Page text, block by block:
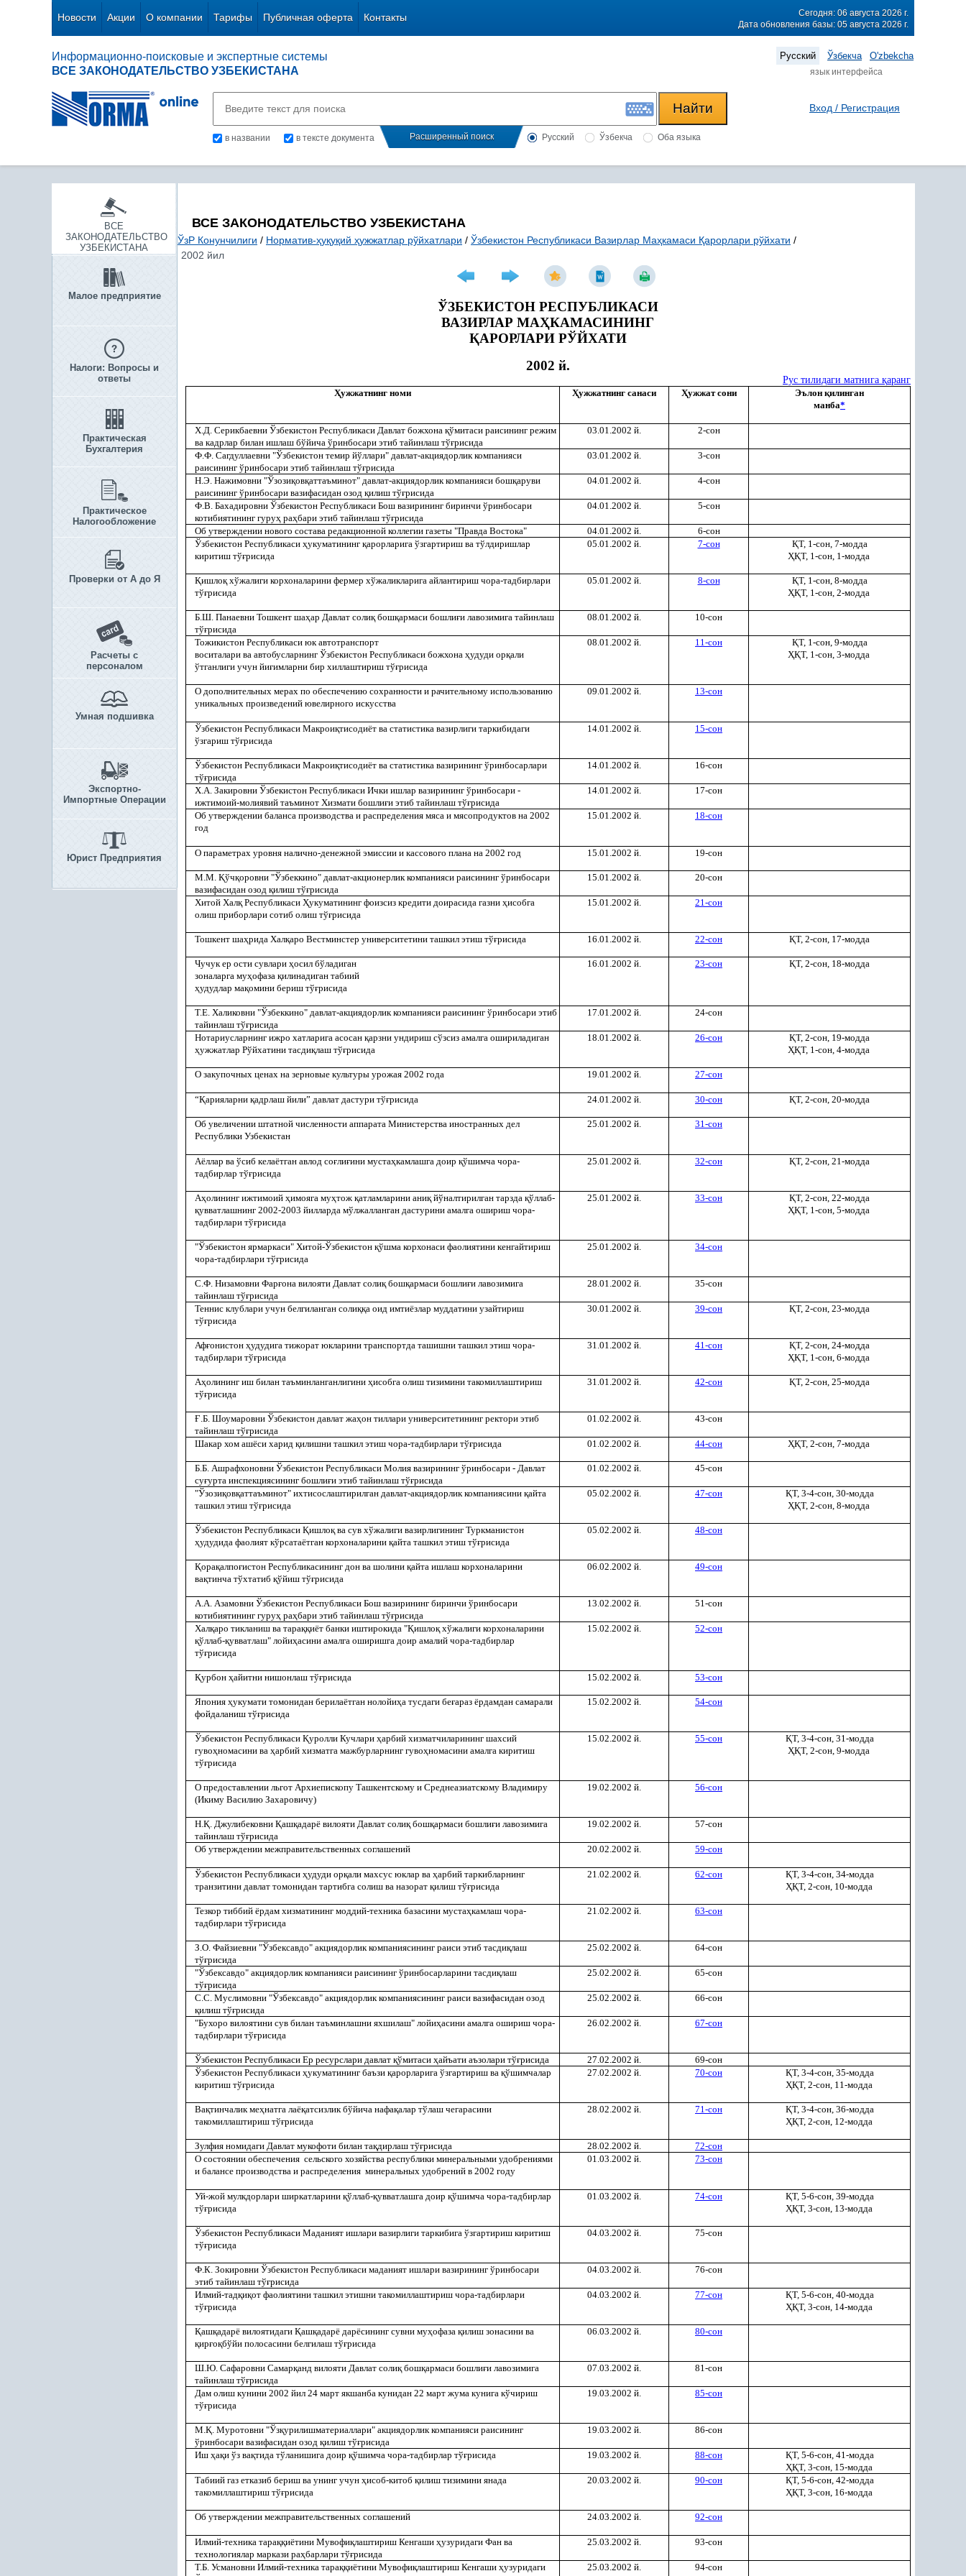
Новости Акции О компании Тарифы Публичная оферта Контакты
Сегодня: 06 августа 2026 г.
Дата обновления базы: 05 августа 2026 г.
Информационно-поисковые и экспертные системы
ВСЕ ЗАКОНОДАТЕЛЬСТВО УЗБЕКИСТАНА
Русский Ўзбекча O'zbekcha
язык интерфейса
в названии в тексте документа Расширенный поиск Русский Ўзбекча Оба языка
Вход / Регистрация
ВСЕ
ЗАКОНОДАТЕЛЬСТВО
УЗБЕКИСТАНА
Малое предприятие
Налоги: Вопросы и
ответы
Практическая
Бухгалтерия
Практическое
Налогообложение
Проверки от А до Я
Расчеты с
персоналом
Умная подшивка
Экспортно-
Импортные Операции
Юрист Предприятия
ВСЕ ЗАКОНОДАТЕЛЬСТВО УЗБЕКИСТАНА
ЎзР Конунчилиги / Норматив-ҳуқуқий ҳужжатлар рўйхатлари / Ўзбекистон Республикаси Вазирлар Маҳкамаси Қарорлари рўйхати /
2002 йил
ЎЗБЕКИСТОН РЕСПУБЛИКАСИ
ВАЗИРЛАР МАҲКАМАСИНИНГ
ҚАРОРЛАРИ РЎЙХАТИ
2002 й.
Рус тилидаги матнига қаранг
Ҳужжатнинг номи Ҳужжатнинг санаси Ҳужжат сони Эълон қилинган
манба*
Х.Д. Серикбаевни Ўзбекистон Республикаси Давлат божхона қўмитаси раисининг режим
ва кадрлар билан ишлаш бўйича ўринбосари этиб тайинлаш тўғрисида
03.01.2002 й. 2-сон
Ф.Ф. Сагдуллаевни "Ўзбекистон темир йўллари" давлат-акциядорлик компанияси
раисининг ўринбосари этиб тайинлаш тўғрисида
03.01.2002 й. 3-сон
Н.Э. Нажимовни "Ўзозиқовқаттаъминот" давлат-акциядорлик компанияси бошқаруви
раисининг ўринбосари вазифасидан озод қилиш тўғрисида
04.01.2002 й. 4-сон
Ф.В. Бахадировни Ўзбекистон Республикаси Бош вазирининг биринчи ўринбосари
котибиятининг гуруҳ раҳбари этиб тайинлаш тўғрисида
04.01.2002 й. 5-сон
Об утверждении нового состава редакционной коллегии газеты "Правда Востока" 04.01.2002 й.
6-сон
Ўзбекистон Республикаси ҳукуматининг қарорларига ўзгартириш ва тўлдиришлар
киритиш тўғрисида
05.01.2002 й. 7-сон ҚТ, 1-сон, 7-модда
ҲҚТ, 1-сон, 1-модда
Қишлоқхўжалиги корхоналарини фермер хўжаликларига айлантириш чора-тадбирлари
тўғрисида
05.01.2002 й. 8-сон ҚТ, 1-сон, 8-модда
ҲҚТ, 1-сон, 2-модда
Б.Ш. Панаевни Тошкент шаҳар Давлат солиқбошқармаси бошлиғи лавозимига тайинлаш
тўғрисида
08.01.2002 й. 10-сон
Тожикистон Республикаси юк автотранспорт
воситалари ва автобусларнинг Ўзбекистон Республикаси божхона ҳудуди орқали
ўтганлиги учун йиғимларни бир хиллаштириш тўғрисида
08.01.2002 й. 11-сон ҚТ, 1-сон, 9-модда
ҲҚТ, 1-сон, 3-модда
О дополнительных мерах по обеспечению сохранности и рачительному использованию
уникальных произведений ювелирного искусства
09.01.2002 й. 13-сон
Ўзбекистон Республикаси Макроиқтисодиёт ва статистика вазирлиги таркибидаги
ўзгариш тўғрисида
14.01.2002 й. 15-сон
Ўзбекистон Республикаси Макроиқтисодиёт ва статистика вазирининг ўринбосарлари
тўғрисида
14.01.2002 й. 16-сон
Х.А. Закировни Ўзбекистон Республикаси Ички ишлар вазирининг ўринбосари -
ижтимоий-молиявий таъминот Хизмати бошлиғи этиб тайинлаш тўғрисида
14.01.2002 й. 17-сон
Об утверждении баланса производства и распределения мяса и мясопродуктов на 2002
год
15.01.2002 й. 18-сон
О параметрах уровня налично-денежной эмиссии и кассового плана на 2002 год 15.01.2002 й. 19-сон
М.М. Қўчқоровни "Ўзбеккино" давлат-акционерлик компанияси раисининг ўринбосари
вазифасидан озод қилиш тўғрисида
15.01.2002 й. 20-сон
Хитой ХалқРеспубликаси Ҳукуматининг фоизсиз кредити доирасида газни ҳисобга
олиш приборлари сотиб олиш тўғрисида
15.01.2002 й. 21-сон
Тошкент шаҳрида Халқаро Вестминстер университетини ташкил этиш тўғрисида 16.01.2002 й. 22-сон ҚТ, 2-сон, 17-модда
Чучук ер ости сувлари ҳосил бўладиган
зоналарга муҳофаза қилинадиган табиий
ҳудудлар мақомини бериш тўғрисида
16.01.2002 й. 23-сон ҚТ, 2-сон, 18-модда
Т.Е. Халиковни "Ўзбеккино" давлат-акциядорлик компанияси раисининг ўринбосари этиб
тайинлаш тўғрисида
17.01.2002 й. 24-сон
Нотариусларнинг ижро хатларига асосан қарзни ундириш сўзсиз амалга ошириладиган
ҳужжатлар Рўйхатини тасдиқлаш тўғрисида
18.01.2002 й. 26-сон ҚТ, 2-сон, 19-модда
ҲҚТ, 1-сон, 4-модда
О закупочных ценах на зерновые культуры урожая 2002 года 19.01.2002 й. 27-сон
“Қарияларни қадрлаш йили” давлат дастури тўғрисида 24.01.2002 й. 30-сон ҚТ, 2-сон, 20-модда
Об увеличении штатной численности аппарата Министерства иностранных дел
Республики Узбекистан
25.01.2002 й. 31-сон
Аёллар ва ўсиб келаётган авлод соғлиғини мустаҳкамлашга доир қўшимча чора-
тадбирлар тўғрисида
25.01.2002 й. 32-сон ҚТ, 2-сон, 21-модда
Аҳолининг ижтимоий ҳимояга муҳтож қатламларини аниқйўналтирилган тарзда қўллаб-
қувватлашнинг 2002-2003 йилларда мўлжалланган дастурини амалга ошириш чора-
тадбирлари тўғрисида
25.01.2002 й. 33-сон ҚТ, 2-сон, 22-модда
ҲҚТ, 1-сон, 5-модда
"Ўзбекистон ярмаркаси" Хитой-Ўзбекистон қўшма корхонаси фаолиятини кенгайтириш
чора-тадбирлари тўғрисида
25.01.2002 й. 34-сон
С.Ф. Низамовни Фарғона вилояти Давлат солиқбошқармаси бошлиғи лавозимига
тайинлаш тўғрисида
28.01.2002 й. 35-сон
Теннис клублари учун белгиланган солиққа оид имтиёзлар муддатини узайтириш
тўғрисида
30.01.2002 й. 39-сон ҚТ, 2-сон, 23-модда
Афғонистон ҳудудига тижорат юкларини транспортда ташишни ташкил этиш чора-
тадбирлари тўғрисида
31.01.2002 й. 41-сон ҚТ, 2-сон, 24-модда
ҲҚТ, 1-сон, 6-модда
Аҳолининг иш билан таъминланганлигини ҳисобга олиш тизимини такомиллаштириш
тўғрисида
31.01.2002 й. 42-сон ҚТ, 2-сон, 25-модда
Ғ.Б. Шоумаровни Ўзбекистон давлат жаҳон тиллари университетининг ректори этиб
тайинлаш тўғрисида
01.02.2002 й. 43-сон
Шакар хом ашёси харид қилишни ташкил этиш чора-тадбирлари тўғрисида 01.02.2002 й. 44-сон ҲҚТ, 2-сон, 7-модда
Б.Б. Ашрафхоновни Ўзбекистон Республикаси Молия вазирининг ўринбосари - Давлат
суғурта инспекциясининг бошлиғи этиб тайинлаш тўғрисида
01.02.2002 й. 45-сон
"Ўзозиқовқаттаъминот" ихтисослаштирилган давлат-акциядорлик компаниясини қайта
ташкил этиш тўғрисида
05.02.2002 й. 47-сон ҚТ, 3-4-сон, 30-модда
ҲҚТ, 2-сон, 8-модда
Ўзбекистон Республикаси Қишлоқва сув хўжалиги вазирлигининг Туркманистон
ҳудудида фаолият кўрсатаётган корхоналарини қайта ташкил этиш тўғрисида
05.02.2002 й. 48-сон
Қорақалпоғистон Республикасининг дон ва шолини қайта ишлаш корхоналарини
вақтинча тўхтатиб қўйиш тўғрисида
06.02.2002 й. 49-сон
А.А. Азамовни Ўзбекистон Республикаси Бош вазирининг биринчи ўринбосари
котибиятининг гуруҳ раҳбари этиб тайинлаш тўғрисида
13.02.2002 й. 51-сон
Халқаро тикланиш ва тараққиёт банки иштирокида "Қишлоқхўжалиги корхоналарини
қўллаб-қувватлаш" лойиҳасини амалга оширишга доир амалий чора-тадбирлар
тўғрисида
15.02.2002 й. 52-сон
Қурбон ҳайитни нишонлаш тўғрисида 15.02.2002 й. 53-сон
Япония ҳукумати томонидан берилаётган нолойиҳа тусдаги беғараз ёрдамдан самарали
фойдаланиш тўғрисида
15.02.2002 й. 54-сон
Ўзбекистон Республикаси Қуролли Кучлари ҳарбий хизматчиларининг шахсий
гувоҳномасини ва ҳарбий хизматга мажбурларнинг гувоҳномасини амалга киритиш
тўғрисида
15.02.2002 й. 55-сон ҚТ, 3-4-сон, 31-модда
ҲҚТ, 2-сон, 9-модда
О предоставлении льгот Архиепископу Ташкентскому и Среднеазиатскому Владимиру
(Икиму Василию Захаровичу)
19.02.2002 й. 56-сон
Н.Қ. Джулибековни Қашқадарё вилояти Давлат солиқбошқармаси бошлиғи лавозимига
тайинлаш тўғрисида
19.02.2002 й. 57-сон
Об утверждении межправительственных соглашений 20.02.2002 й. 59-сон
Ўзбекистон Республикаси ҳудуди орқали махсус юклар ва ҳарбий таркибларнинг
транзитини давлат томонидан тартибга солиш ва назорат қилиш тўғрисида
21.02.2002 й. 62-сон ҚТ, 3-4-сон, 34-модда
ҲҚТ, 2-сон, 10-модда
Тезкор тиббий ёрдам хизматининг моддий-техника базасини мустаҳкамлаш чора-
тадбирлари тўғрисида
21.02.2002 й. 63-сон
З.О. Файзиевни "Ўзбексавдо" акциядорлик компаниясининг раиси этиб тасдиқлаш
тўғрисида
25.02.2002 й. 64-сон
"Ўзбексавдо" акциядорлик компанияси раисининг ўринбосарларини тасдиқлаш
тўғрисида
25.02.2002 й. 65-сон
С.С. Муслимовни "Ўзбексавдо" акциядорлик компаниясининг раиси вазифасидан озод
қилиш тўғрисида
25.02.2002 й. 66-сон
"Бухоро вилоятини сув билан таъминлашни яхшилаш" лойиҳасини амалга ошириш чора-
тадбирлари тўғрисида
26.02.2002 й. 67-сон
Ўзбекистон Республикаси Ер ресурслари давлат қўмитаси ҳайъати аъзолари тўғрисида 27.02.2002 й.
69-сон
Ўзбекистон Республикаси ҳукуматининг баъзи қарорларига ўзгартириш ва қўшимчалар
киритиш тўғрисида
27.02.2002 й. 70-сон ҚТ, 3-4-сон, 35-модда
ҲҚТ, 2-сон, 11-модда
Вақтинчалик меҳнатга лаёқатсизлик бўйича нафақалар тўлаш чегарасини
такомиллаштириш тўғрисида
28.02.2002 й. 71-сон ҚТ, 3-4-сон, 36-модда
ҲҚТ, 2-сон, 12-модда
Зулфия номидаги Давлат мукофоти билан тақдирлаш тўғрисида 28.02.2002 й.
72-сон
О состоянии обеспечения сельского хозяйства республики минеральными удобрениями
и балансе производства и распределения минеральных удобрений в 2002 году
01.03.2002 й. 73-сон
Уй-жой мулкдорлари ширкатларини қўллаб-қувватлашга доир қўшимча чора-тадбирлар
тўғрисида
01.03.2002 й. 74-сон ҚТ, 5-6-сон, 39-модда
ҲҚТ, 3-сон, 13-модда
Ўзбекистон Республикаси Маданият ишлари вазирлиги таркибига ўзгартириш киритиш
тўғрисида
04.03.2002 й. 75-сон
Ф.К. Зокировни Ўзбекистон Республикаси маданият ишлари вазирининг ўринбосари
этиб тайинлаш тўғрисида
04.03.2002 й. 76-сон
Илмий-тадқиқот фаолиятини ташкил этишни такомиллаштириш чора-тадбирлари
тўғрисида
04.03.2002 й. 77-сон ҚТ, 5-6-сон, 40-модда
ҲҚТ, 3-сон, 14-модда
Қашқадарё вилоятидаги Қашқадарё дарёсининг сувни муҳофаза қилиш зонасини ва
қирғоқбўйи полосасини белгилаш тўғрисида
06.03.2002 й. 80-сон
Ш.Ю. Сафаровни Самарқанд вилояти Давлат солиқбошқармаси бошлиғи лавозимига
тайинлаш тўғрисида
07.03.2002 й. 81-сон
Дам олиш кунини 2002 йил 24 март якшанба кунидан 22 март жума кунига кўчириш
тўғрисида
19.03.2002 й. 85-сон
М.Қ. Муротовни "Ўзқурилишматериаллари" акциядорлик компанияси раисининг
ўринбосари вазифасидан озод қилиш тўғрисида
19.03.2002 й. 86-сон
Иш ҳақи ўз вақтида тўланишига доир қўшимча чора-тадбирлар тўғрисида 19.03.2002 й. 88-сон ҚТ, 5-6-сон, 41-модда
ҲҚТ, 3-сон, 15-модда
Табиий газ етказиб бериш ва унинг учун ҳисоб-китоб қилиш тизимини янада
такомиллаштириш тўғрисида
20.03.2002 й. 90-сон ҚТ, 5-6-сон, 42-модда
ҲҚТ, 3-сон, 16-модда
Об утверждении межправительственных соглашений 24.03.2002 й. 92-сон
Илмий-техника тараққиётини Мувофиқлаштириш Кенгаши ҳузуридаги Фан ва
технологиялар маркази раҳбарлари тўғрисида
25.03.2002 й. 93-сон
Т.Б. Усмановни Илмий-техника тараққиётини Мувофиқлаштириш Кенгаши ҳузуридаги
25.03.2002 й. 94-сон